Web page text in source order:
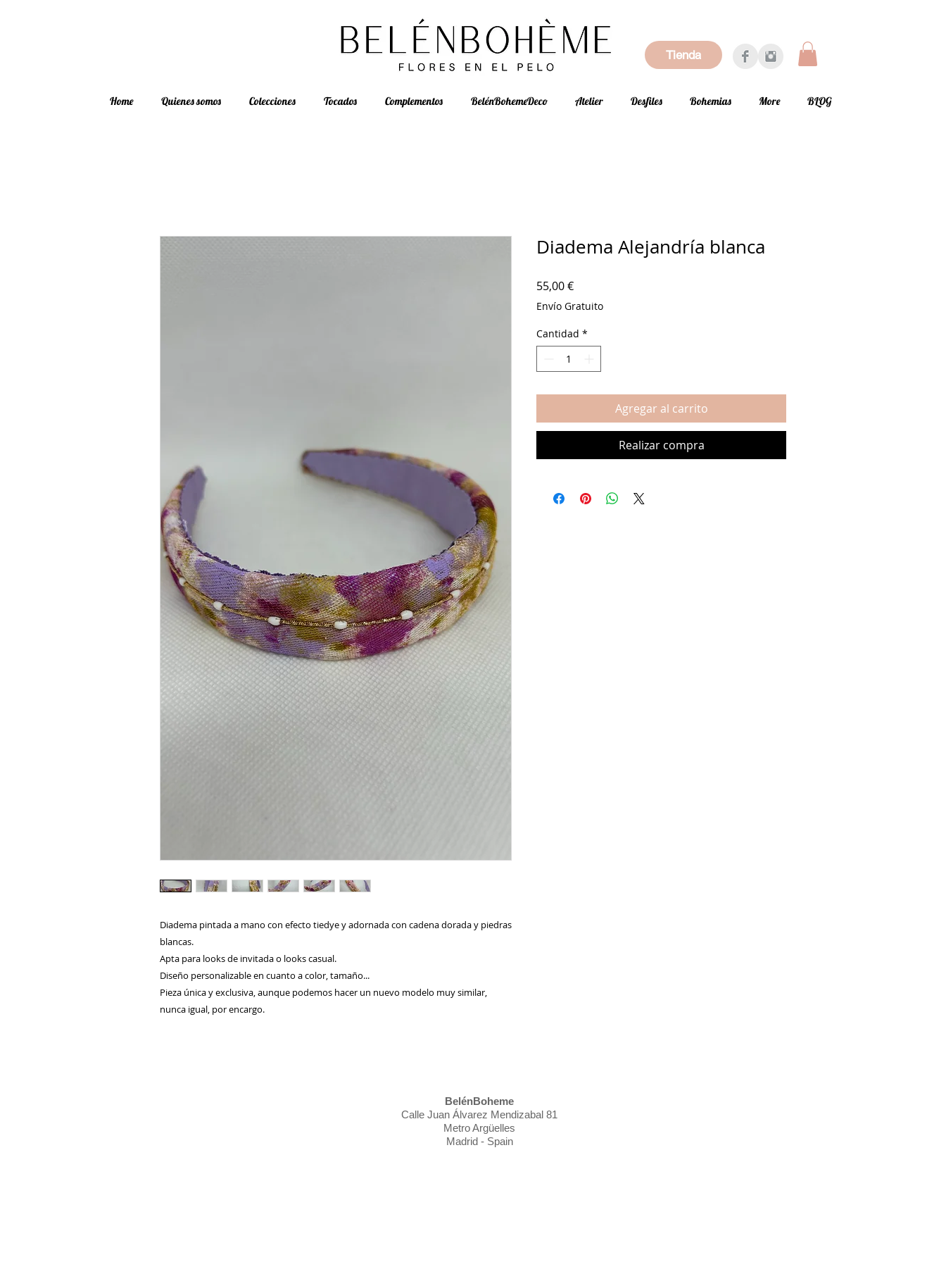
Tienda
Home Quienes somos Colecciones Tocados Complementos BelénBohemeDeco Atelier Desfiles Bohemias More BLOG
Diadema pintada a mano con efecto tiedye y adornada con cadena dorada y piedras
blancas.
Apta para looks de invitada o looks casual.
Diseño personalizable en cuanto a color, tamaño...
Pieza única y exclusiva, aunque podemos hacer un nuevo modelo muy similar,
nunca igual, por encargo.
Diadema Alejandría blanca
55,00 €Precio
Envío Gratuito
Cantidad *
Agregar al carrito
Realizar compra
BelénBoheme
Calle Juan Álvarez Mendizabal 81
Metro Argüelles
Madrid - Spain